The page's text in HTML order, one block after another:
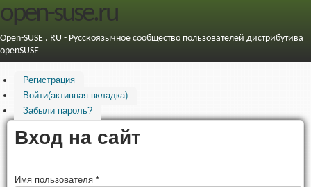
open-suse.ru
Open-SUSE . RU - Русскоязычное сообщество пользователей дистрибутива
openSUSE
Регистрация
Войти(активная вкладка)
Забыли пароль?
Вход на сайт
Имя пользователя *